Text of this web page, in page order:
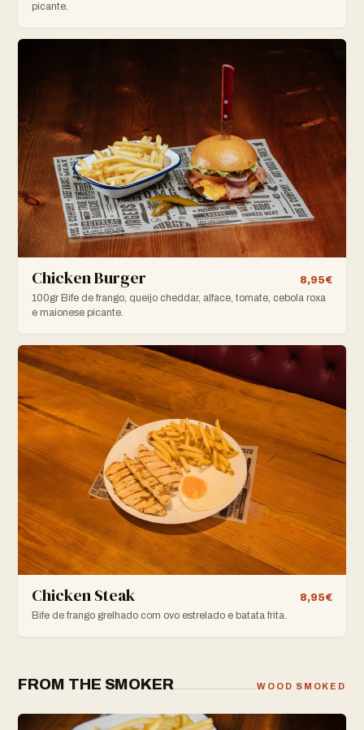
picante.
Chicken Burger
8,95€
100gr Bife de frango, queijo cheddar, alface, tomate, cebola roxa
e maionese picante.
Chicken Steak
8,95€
Bife de frango grelhado com ovo estrelado e batata frita.
FROM THE SMOKER WOOD SMOKED